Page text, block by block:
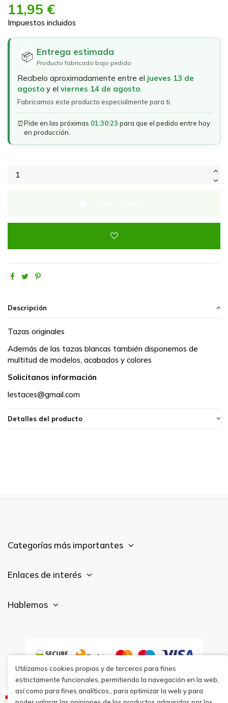
11,95 €
Impuestos incluidos
📦 Entrega estimada
Producto fabricado bajo pedido
Recíbelo aproximadamente entre el jueves 13 de
agosto y el viernes 14 de agosto.
Fabricamos este producto especialmente para ti.
⏰Pide en las próximas 01:30:23 para que el pedido entre hoy
en producción.
Descripción
Tazas originales
Además de las tazas blancas también disponemos de
multitud de modelos, acabados y colores
Solicitanos información
lestaces@gmail.com
Detalles del producto
Categorías más importantes
Enlaces de interés
Hablemos
Utilizamos cookies propias y de terceros para fines
estrictamente funcionales, permitiendo la navegación en la web,
así como para fines analíticos,, para optimizar la web y para